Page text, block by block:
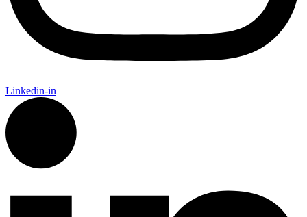
Linkedin-in